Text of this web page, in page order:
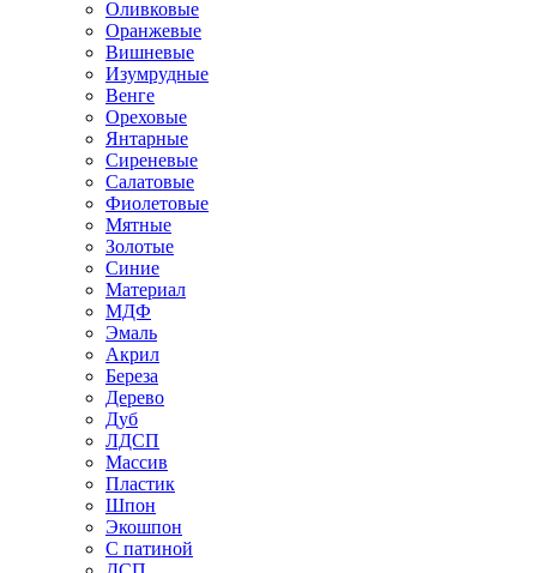
Оливковые
Оранжевые
Вишневые
Изумрудные
Венге
Ореховые
Янтарные
Сиреневые
Салатовые
Фиолетовые
Мятные
Золотые
Синие
Материал
МДФ
Эмаль
Акрил
Береза
Дерево
Дуб
ЛДСП
Массив
Пластик
Шпон
Экошпон
С патиной